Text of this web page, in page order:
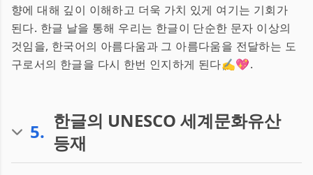
향에 대해 깊이 이해하고 더욱 가치 있게 여기는 기회가
된다. 한글 날을 통해 우리는 한글이 단순한 문자 이상의
것임을, 한국어의 아름다움과 그 아름다움을 전달하는 도
구로서의 한글을 다시 한번 인지하게 된다✍️💖.
5. 한글의 UNESCO 세계문화유산
등재